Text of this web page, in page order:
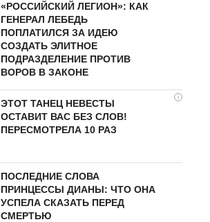
«РОССИЙСКИЙ ЛЕГИОН»: КАК
ГЕНЕРАЛ ЛЕБЕДЬ
ПОПЛАТИЛСЯ ЗА ИДЕЮ
СОЗДАТЬ ЭЛИТНОЕ
ПОДРАЗДЕЛЕНИЕ ПРОТИВ
ВОРОВ В ЗАКОНЕ
i
ЭТОТ ТАНЕЦ НЕВЕСТЫ
ОСТАВИТ ВАС БЕЗ СЛОВ!
ПЕРЕСМОТРЕЛА 10 РАЗ
ПОСЛЕДНИЕ СЛОВА
ПРИНЦЕССЫ ДИАНЫ: ЧТО ОНА
УСПЕЛА СКАЗАТЬ ПЕРЕД
СМЕРТЬЮ